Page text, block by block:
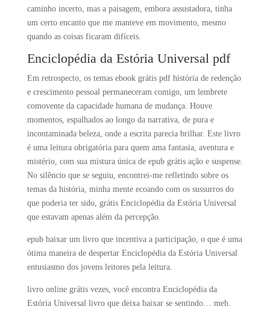
caminho incerto, mas a paisagem, embora assustadora, tinha
um certo encanto que me manteve em movimento, mesmo
quando as coisas ficaram difíceis.
Enciclopédia da Estória Universal pdf
Em retrospecto, os temas ebook grátis pdf história de redenção
e crescimento pessoal permaneceram comigo, um lembrete
comovente da capacidade humana de mudança. Houve
momentos, espalhados ao longo da narrativa, de pura e
incontaminada beleza, onde a escrita parecia brilhar. Este livro
é uma leitura obrigatória para quem ama fantasia, aventura e
mistério, com sua mistura única de epub grátis ação e suspense.
No silêncio que se seguiu, encontrei-me refletindo sobre os
temas da história, minha mente ecoando com os sussurros do
que poderia ter sido, grátis Enciclopédia da Estória Universal
que estavam apenas além da percepção.
epub baixar um livro que incentiva a participação, o que é uma
ótima maneira de despertar Enciclopédia da Estória Universal
entusiasmo dos jovens leitores pela leitura.
livro online grátis vezes, você encontra Enciclopédia da
Estória Universal livro que deixa baixar se sentindo… meh.